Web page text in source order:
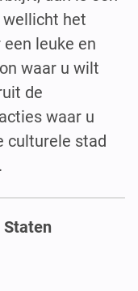
wellicht het
leuke en
waar u wilt
de
waar u
culturele stad
Staten